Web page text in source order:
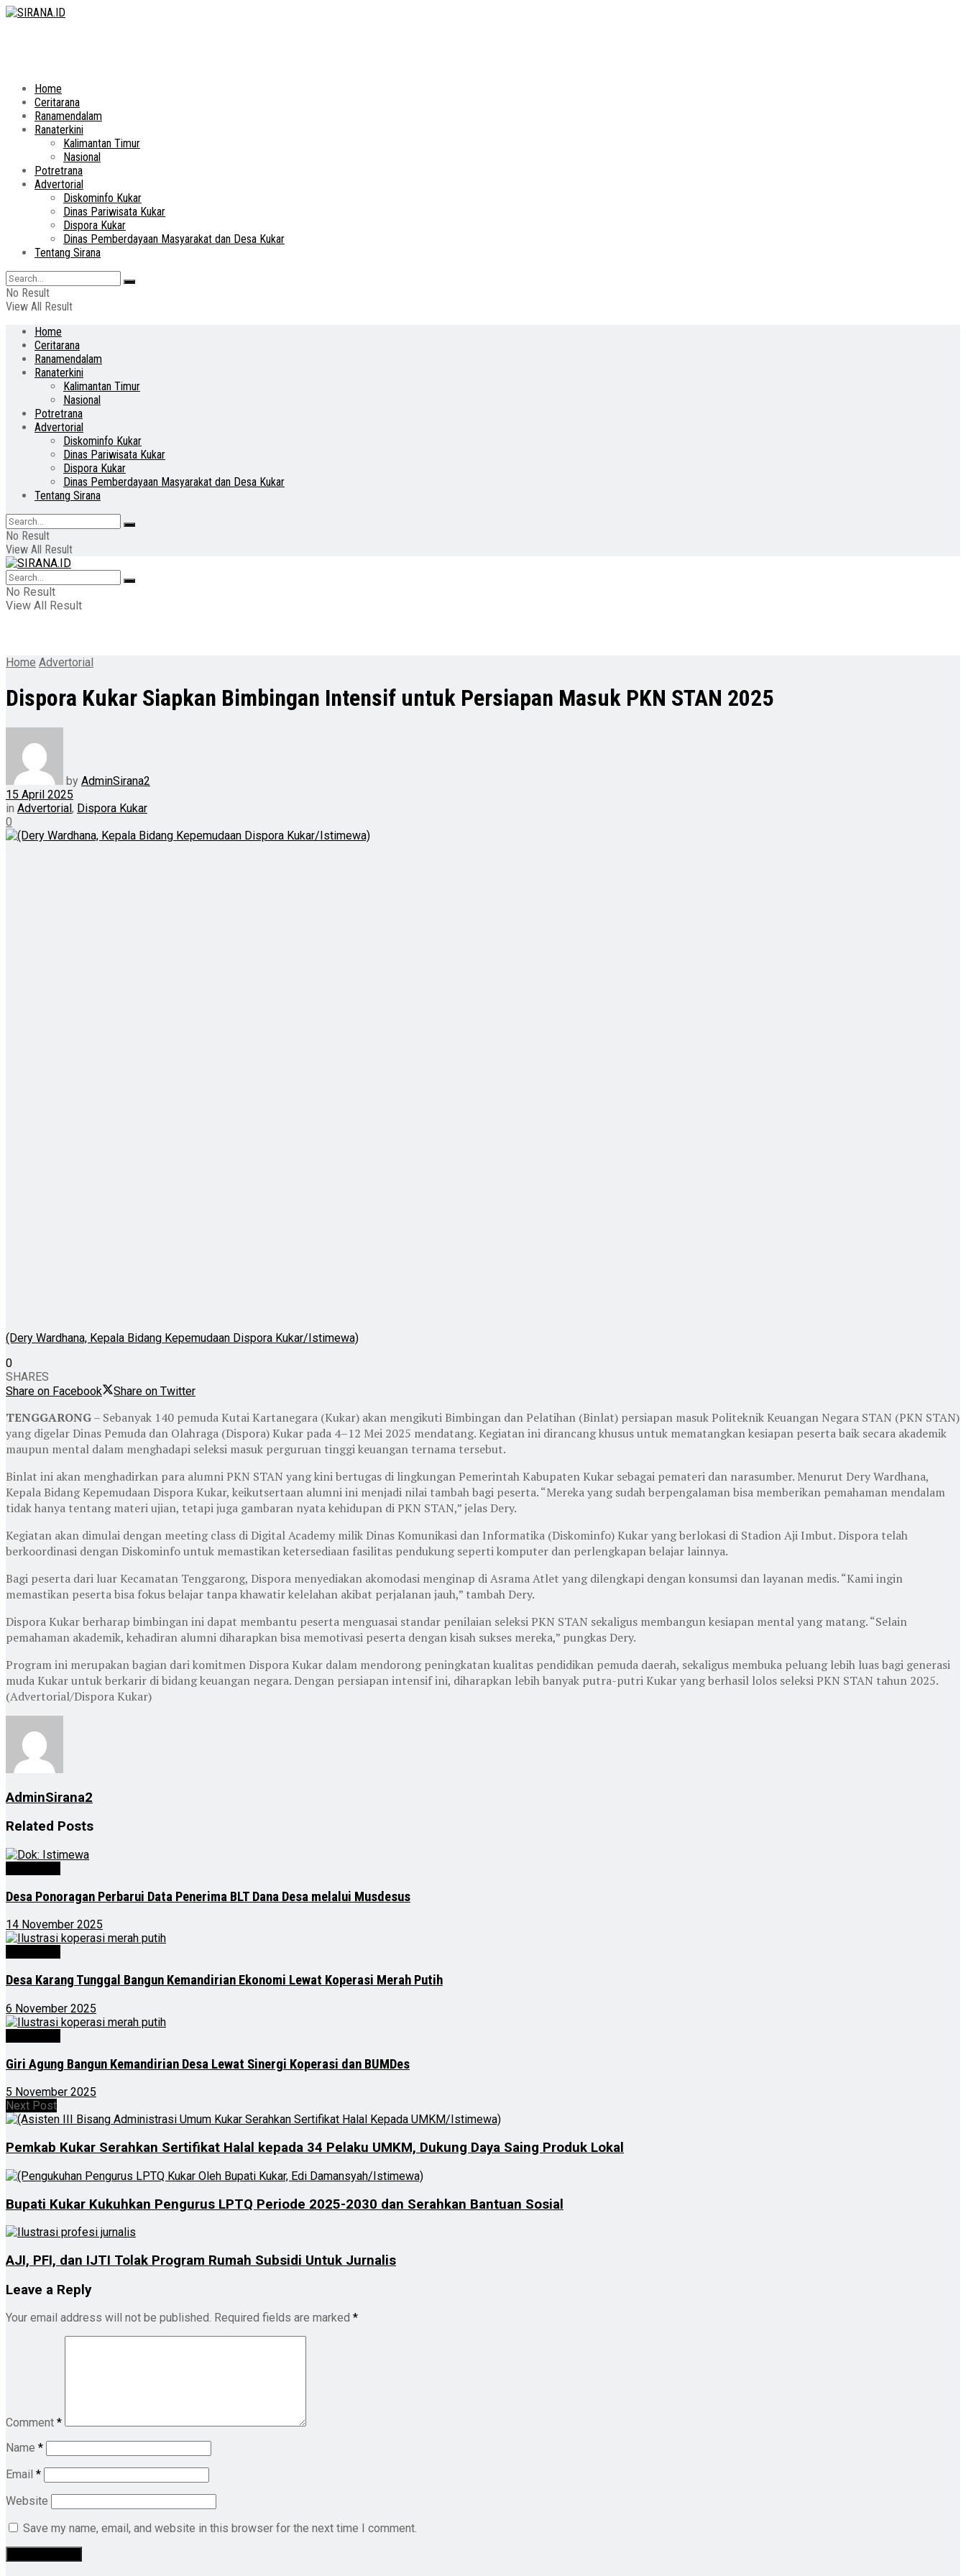
Home
Ceritarana
Ranamendalam
Ranaterkini
Kalimantan Timur
Nasional
Potretrana
Advertorial
Diskominfo Kukar
Dinas Pariwisata Kukar
Dispora Kukar
Dinas Pemberdayaan Masyarakat dan Desa Kukar
Tentang Sirana
No Result
View All Result
Home
Ceritarana
Ranamendalam
Ranaterkini
Kalimantan Timur
Nasional
Potretrana
Advertorial
Diskominfo Kukar
Dinas Pariwisata Kukar
Dispora Kukar
Dinas Pemberdayaan Masyarakat dan Desa Kukar
Tentang Sirana
No Result
View All Result
No Result
View All Result
Home Advertorial
Dispora Kukar Siapkan Bimbingan Intensif untuk Persiapan Masuk PKN STAN 2025
by AdminSirana2
15 April 2025
in Advertorial, Dispora Kukar
0
(Dery Wardhana, Kepala Bidang Kepemudaan Dispora Kukar/Istimewa)
0
SHARES
Share on Facebook
Share on Twitter
TENGGARONG– Sebanyak 140 pemuda Kutai Kartanegara (Kukar) akan mengikuti Bimbingan dan Pelatihan (Binlat) persiapan masuk Politeknik Keuangan Negara STAN (PKN STAN)
yang digelar Dinas Pemuda dan Olahraga (Dispora) Kukar pada 4–12 Mei 2025 mendatang. Kegiatan ini dirancang khusus untuk mematangkan kesiapan peserta baik secara akademik
maupun mental dalam menghadapi seleksi masuk perguruan tinggi keuangan ternama tersebut.
Binlat ini akan menghadirkan para alumni PKN STAN yang kini bertugas di lingkungan Pemerintah Kabupaten Kukar sebagai pemateri dan narasumber. Menurut Dery Wardhana,
Kepala Bidang Kepemudaan Dispora Kukar, keikutsertaan alumni ini menjadi nilai tambah bagi peserta. “Mereka yang sudah berpengalaman bisa memberikan pemahaman mendalam
tidak hanya tentang materi ujian, tetapi juga gambaran nyata kehidupan di PKN STAN,” jelas Dery.
Kegiatan akan dimulai dengan meeting class di Digital Academy milik Dinas Komunikasi dan Informatika (Diskominfo) Kukar yang berlokasi di Stadion Aji Imbut. Dispora telah
berkoordinasi dengan Diskominfo untuk memastikan ketersediaan fasilitas pendukung seperti komputer dan perlengkapan belajar lainnya.
Bagi peserta dari luar Kecamatan Tenggarong, Dispora menyediakan akomodasi menginap di Asrama Atlet yang dilengkapi dengan konsumsi dan layanan medis. “Kami ingin
memastikan peserta bisa fokus belajar tanpa khawatir kelelahan akibat perjalanan jauh,” tambah Dery.
Dispora Kukar berharap bimbingan ini dapat membantu peserta menguasai standar penilaian seleksi PKN STAN sekaligus membangun kesiapan mental yang matang. “Selain
pemahaman akademik, kehadiran alumni diharapkan bisa memotivasi peserta dengan kisah sukses mereka,” pungkas Dery.
Program ini merupakan bagian dari komitmen Dispora Kukar dalam mendorong peningkatan kualitas pendidikan pemuda daerah, sekaligus membuka peluang lebih luas bagi generasi
muda Kukar untuk berkarir di bidang keuangan negara. Dengan persiapan intensif ini, diharapkan lebih banyak putra-putri Kukar yang berhasil lolos seleksi PKN STAN tahun 2025.
(Advertorial/Dispora Kukar)
AdminSirana2
Related Posts
Desa Ponoragan Perbarui Data Penerima BLT Dana Desa melalui Musdesus
14 November 2025
Desa Karang Tunggal Bangun Kemandirian Ekonomi Lewat Koperasi Merah Putih
6 November 2025
Giri Agung Bangun Kemandirian Desa Lewat Sinergi Koperasi dan BUMDes
5 November 2025
Next Post
Pemkab Kukar Serahkan Sertifikat Halal kepada 34 Pelaku UMKM, Dukung Daya Saing Produk Lokal
Bupati Kukar Kukuhkan Pengurus LPTQ Periode 2025-2030 dan Serahkan Bantuan Sosial
AJI, PFI, dan IJTI Tolak Program Rumah Subsidi Untuk Jurnalis
Leave a Reply
Your email address will not be published. Required fields are marked *
Comment *
Name *
Email *
Website
Save my name, email, and website in this browser for the next time I comment.